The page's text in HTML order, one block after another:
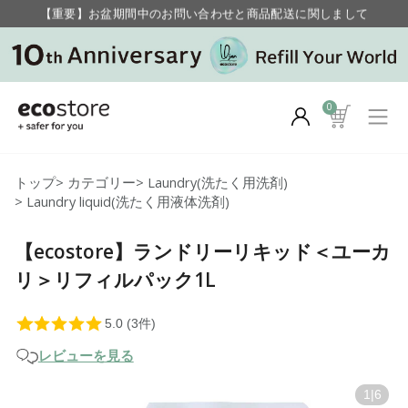
【重要】お盆期間中のお問い合わせと商品配送に関しまして
毎月お得にポイントが貯まる！ “月のポイントアップデー”
【重要】お盆期間中のお問い合わせと商品配送に関しまして
毎月お得にポイントが貯まる！ “月のポイントアップデー”
0
トップ> カテゴリー> Laundry(洗たく用洗剤)
> Laundry liquid(洗たく用液体洗剤)
【ecostore】ランドリーリキッド＜ユーカ
リ＞リフィルパック1L
レビューを見る
1 6